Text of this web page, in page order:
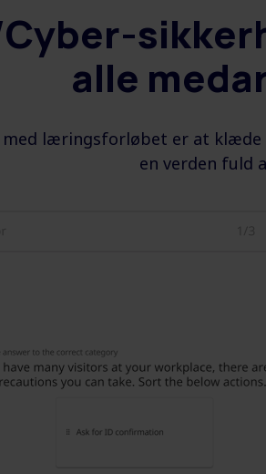
alle
med læringsforløbet er at klæde
en verden fuld